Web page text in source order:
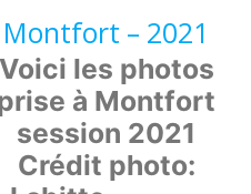
Montfort – 2021
Voici les photos
à Montfort
session 2021
Crédit photo: